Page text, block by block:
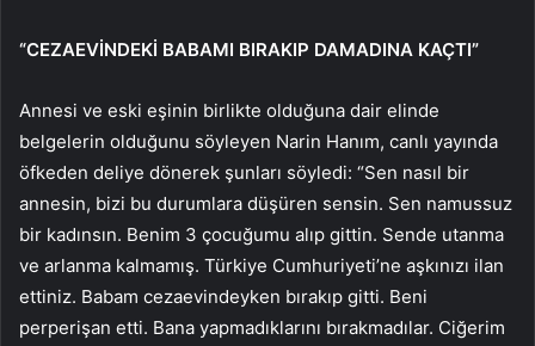
“CEZAEVİNDEKİ BABAMI BIRAKIP DAMADINA KAÇTI”
Annesi ve eski eşinin birlikte olduğuna dair elinde
belgelerin olduğunu söyleyen Narin Hanım, canlı yayında
öfkeden deliye dönerek şunları söyledi: “Sen nasıl bir
annesin, bizi bu durumlara düşüren sensin. Sen namussuz
bir kadınsın. Benim 3 çocuğumu alıp gittin. Sende utanma
ve arlanma kalmamış. Türkiye Cumhuriyeti’ne aşkınızı ilan
ettiniz. Babam cezaevindeyken bırakıp gitti. Beni
perperişan etti. Bana yapmadıklarını bırakmadılar. Ciğerim